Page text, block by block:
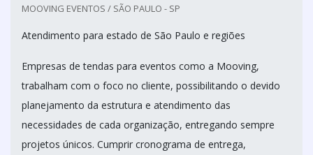
MOOVING EVENTOS / SÃO PAULO - SP
Atendimento para estado de São Paulo e regiões
Empresas de tendas para eventos como a Mooving,
trabalham com o foco no cliente, possibilitando o devido
planejamento da estrutura e atendimento das
necessidades de cada organização, entregando sempre
projetos únicos. Cumprir cronograma de entrega,